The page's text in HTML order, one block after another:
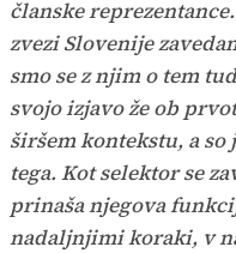
članske
zvezi Slovenije
smo se z njim o tem
svojo izjavo že ob
širšem kontekstu, a
tega. Kot selektor se
prinaša njegova
nadaljnjimi koraki, v